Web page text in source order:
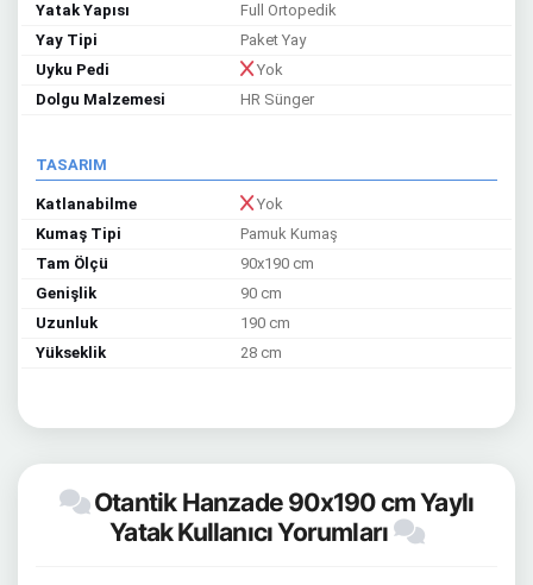
Yatak Yapısı
Full Ortopedik
Yay Tipi
Paket Yay
Uyku Pedi
Yok
Dolgu Malzemesi
HR Sünger
TASARIM
Katlanabilme
Yok
Kumaş Tipi
Pamuk Kumaş
Tam Ölçü
90x190 cm
Genişlik
90 cm
Uzunluk
190 cm
Yükseklik
28 cm
Otantik Hanzade 90x190 cm Yaylı
Yatak Kullanıcı Yorumları